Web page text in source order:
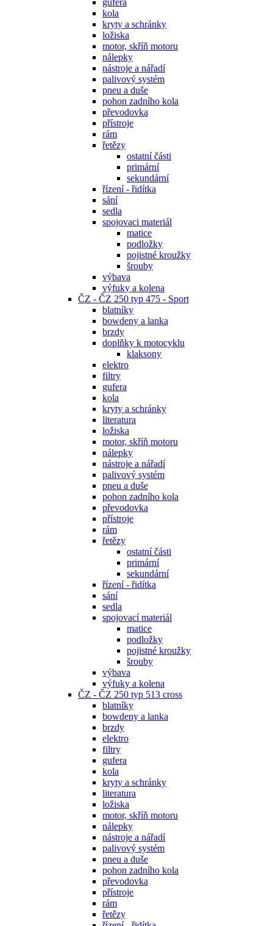
kola
kryty a schránky
ložiska
motor, skříň motoru
nálepky
nástroje a nářadí
palivový systém
pneu a duše
pohon zadního kola
převodovka
přístroje
rám
řetězy
ostatní části
primární
sekundární
řízení - řidítka
sání
sedla
spojovaci materiál
matice
podložky
pojistné kroužky
šrouby
výbava
výfuky a kolena
ČZ - ČZ 250 typ 475 - Sport
blatníky
bowdeny a lanka
brzdy
doplňky k motocyklu
klaksony
elektro
filtry
gufera
kola
kryty a schránky
literatura
ložiska
motor, skříň motoru
nálepky
nástroje a nářadí
palivový systém
pneu a duše
pohon zadního kola
převodovka
přístroje
rám
řetězy
ostatní části
primární
sekundární
řízení - řidítka
sání
sedla
spojovací materiál
matice
podložky
pojistné kroužky
šrouby
výbava
výfuky a kolena
ČZ - ČZ 250 typ 513 cross
blatníky
bowdeny a lanka
brzdy
elektro
filtry
gufera
kola
kryty a schránky
literatura
ložiska
motor, skříň motoru
nálepky
nástroje a nářadí
palivový systém
pneu a duše
pohon zadního kola
převodovka
přístroje
rám
řetězy